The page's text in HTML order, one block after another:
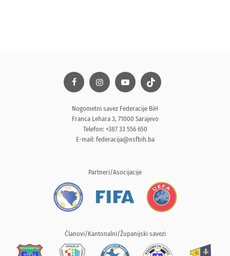
Nogometni savez Federacije BiH
Franca Lehara 3, 71000 Sarajevo
Telefon: +387 33 556 650
E-mail: federacija@nsfbih.ba
Partneri/Asocijacije
Članovi/Kantonalni/Županijski savezi